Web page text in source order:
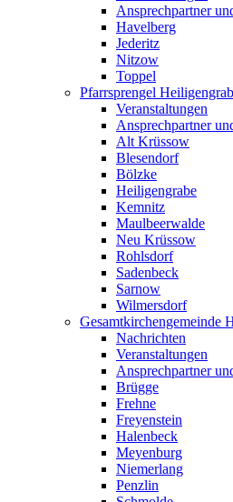
Ansprechpartner
Havelberg
Jederitz
Nitzow
Toppel
Pfarrsprengel
Veranstaltungen
Ansprechpartner
Alt Krüssow
Blesendorf
Bölzke
Heiligengrabe
Kemnitz
Maulbeerwalde
Neu Krüssow
Rohlsdorf
Sadenbeck
Sarnow
Wilmersdorf
Gesamtkirchengemeinde
Nachrichten
Veranstaltungen
Ansprechpartner
Brügge
Frehne
Freyenstein
Halenbeck
Meyenburg
Niemerlang
Penzlin